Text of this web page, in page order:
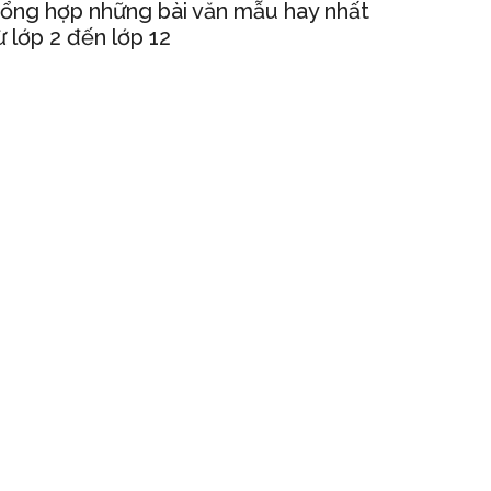
hợp những bài văn mẫu hay nhất
lớp 2 đến lớp 12